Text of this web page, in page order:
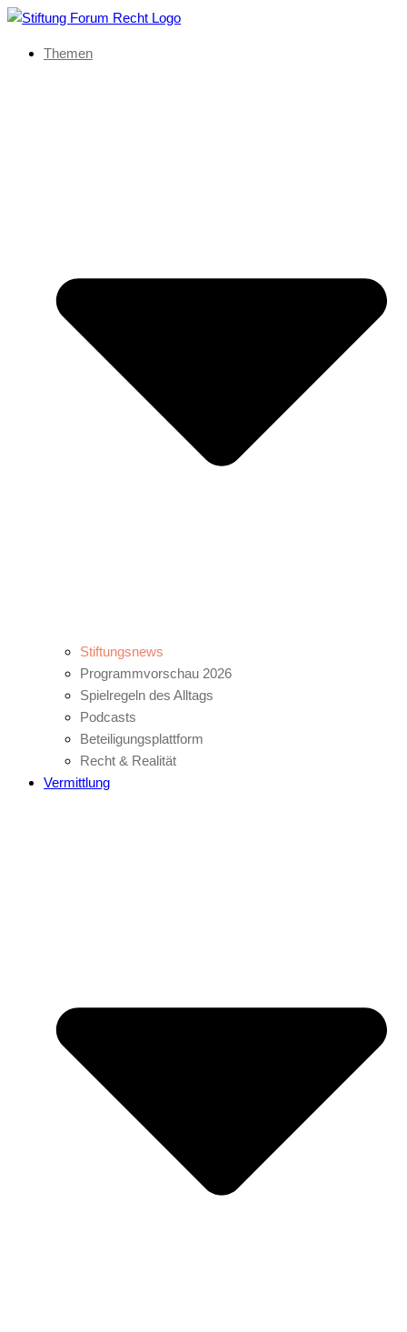
Themen
Stiftungsnews
Programmvorschau 2026
Spielregeln des Alltags
Podcasts
Beteiligungsplattform
Recht & Realität
Vermittlung